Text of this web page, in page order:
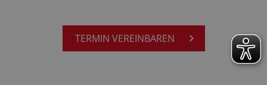
TER­MIN VER­EIN­BA­REN